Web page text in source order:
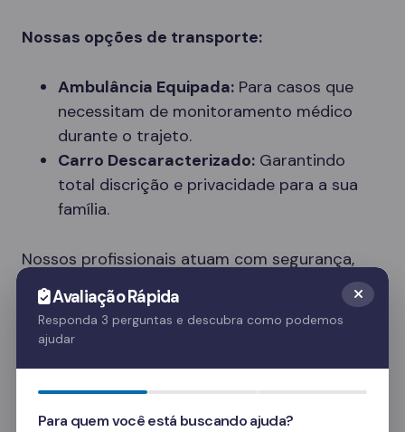
Nossas opções de transporte:
Ambulância Equipada: Para casos que
necessitam de monitoramento médico
durante o trajeto.
Carro Descaracterizado: Garantindo
total discrição e privacidade para a sua
família.
Nossos profissionais atuam com segurança,
respeito e dignidade, entendendo a
sensibilidade do momento.
Cada paciente tem necessidades únicas. Nossa
Avaliação Rápida
Responda 3 perguntas e descubra como podemos
ajudar
Para quem você está buscando ajuda?